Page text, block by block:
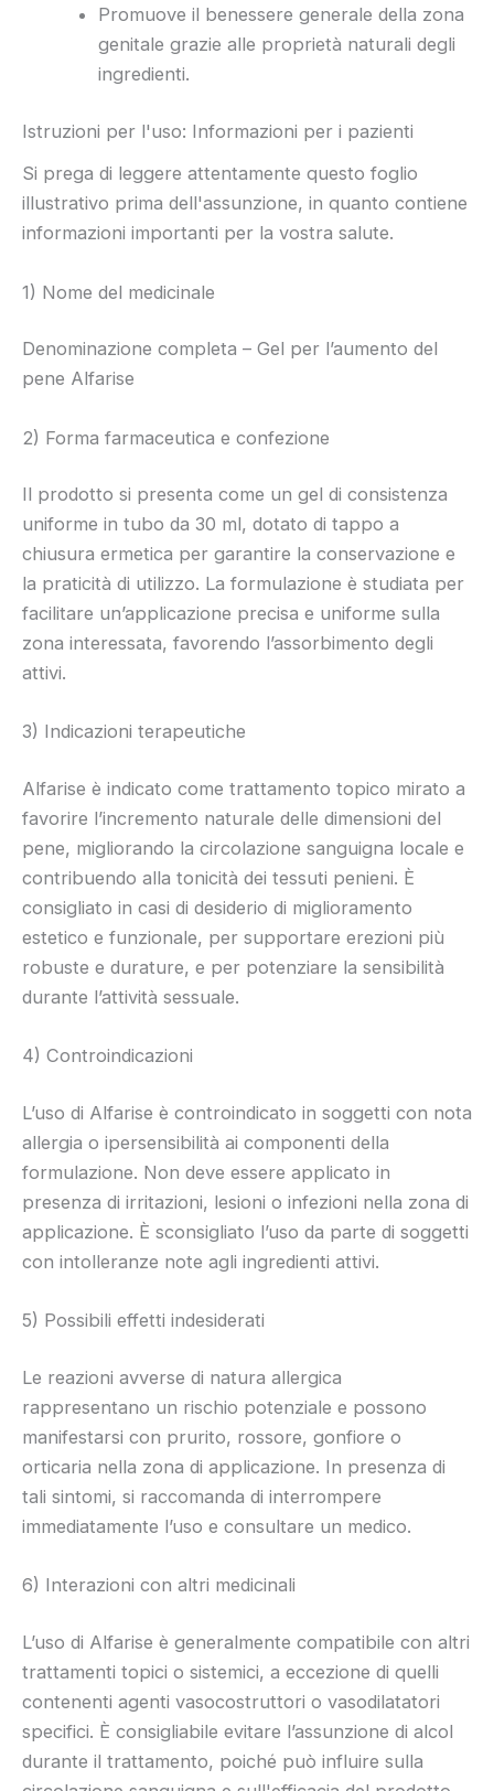
Promuove il benessere generale della zona
genitale grazie alle proprietà naturali degli
ingredienti.
Istruzioni per l'uso: Informazioni per i pazienti
Si prega di leggere attentamente questo foglio
illustrativo prima dell'assunzione, in quanto contiene
informazioni importanti per la vostra salute.
1) Nome del medicinale
Denominazione completa – Gel per l’aumento del
pene Alfarise
2) Forma farmaceutica e confezione
Il prodotto si presenta come un gel di consistenza
uniforme in tubo da 30 ml, dotato di tappo a
chiusura ermetica per garantire la conservazione e
la praticità di utilizzo. La formulazione è studiata per
facilitare un’applicazione precisa e uniforme sulla
zona interessata, favorendo l’assorbimento degli
attivi.
3) Indicazioni terapeutiche
Alfarise è indicato come trattamento topico mirato a
favorire l’incremento naturale delle dimensioni del
pene, migliorando la circolazione sanguigna locale e
contribuendo alla tonicità dei tessuti penieni. È
consigliato in casi di desiderio di miglioramento
estetico e funzionale, per supportare erezioni più
robuste e durature, e per potenziare la sensibilità
durante l’attività sessuale.
4) Controindicazioni
L’uso di Alfarise è controindicato in soggetti con nota
allergia o ipersensibilità ai componenti della
formulazione. Non deve essere applicato in
presenza di irritazioni, lesioni o infezioni nella zona di
applicazione. È sconsigliato l’uso da parte di soggetti
con intolleranze note agli ingredienti attivi.
5) Possibili effetti indesiderati
Le reazioni avverse di natura allergica
rappresentano un rischio potenziale e possono
manifestarsi con prurito, rossore, gonfiore o
orticaria nella zona di applicazione. In presenza di
tali sintomi, si raccomanda di interrompere
immediatamente l’uso e consultare un medico.
6) Interazioni con altri medicinali
L’uso di Alfarise è generalmente compatibile con altri
trattamenti topici o sistemici, a eccezione di quelli
contenenti agenti vasocostruttori o vasodilatatori
specifici. È consigliabile evitare l’assunzione di alcol
durante il trattamento, poiché può influire sulla